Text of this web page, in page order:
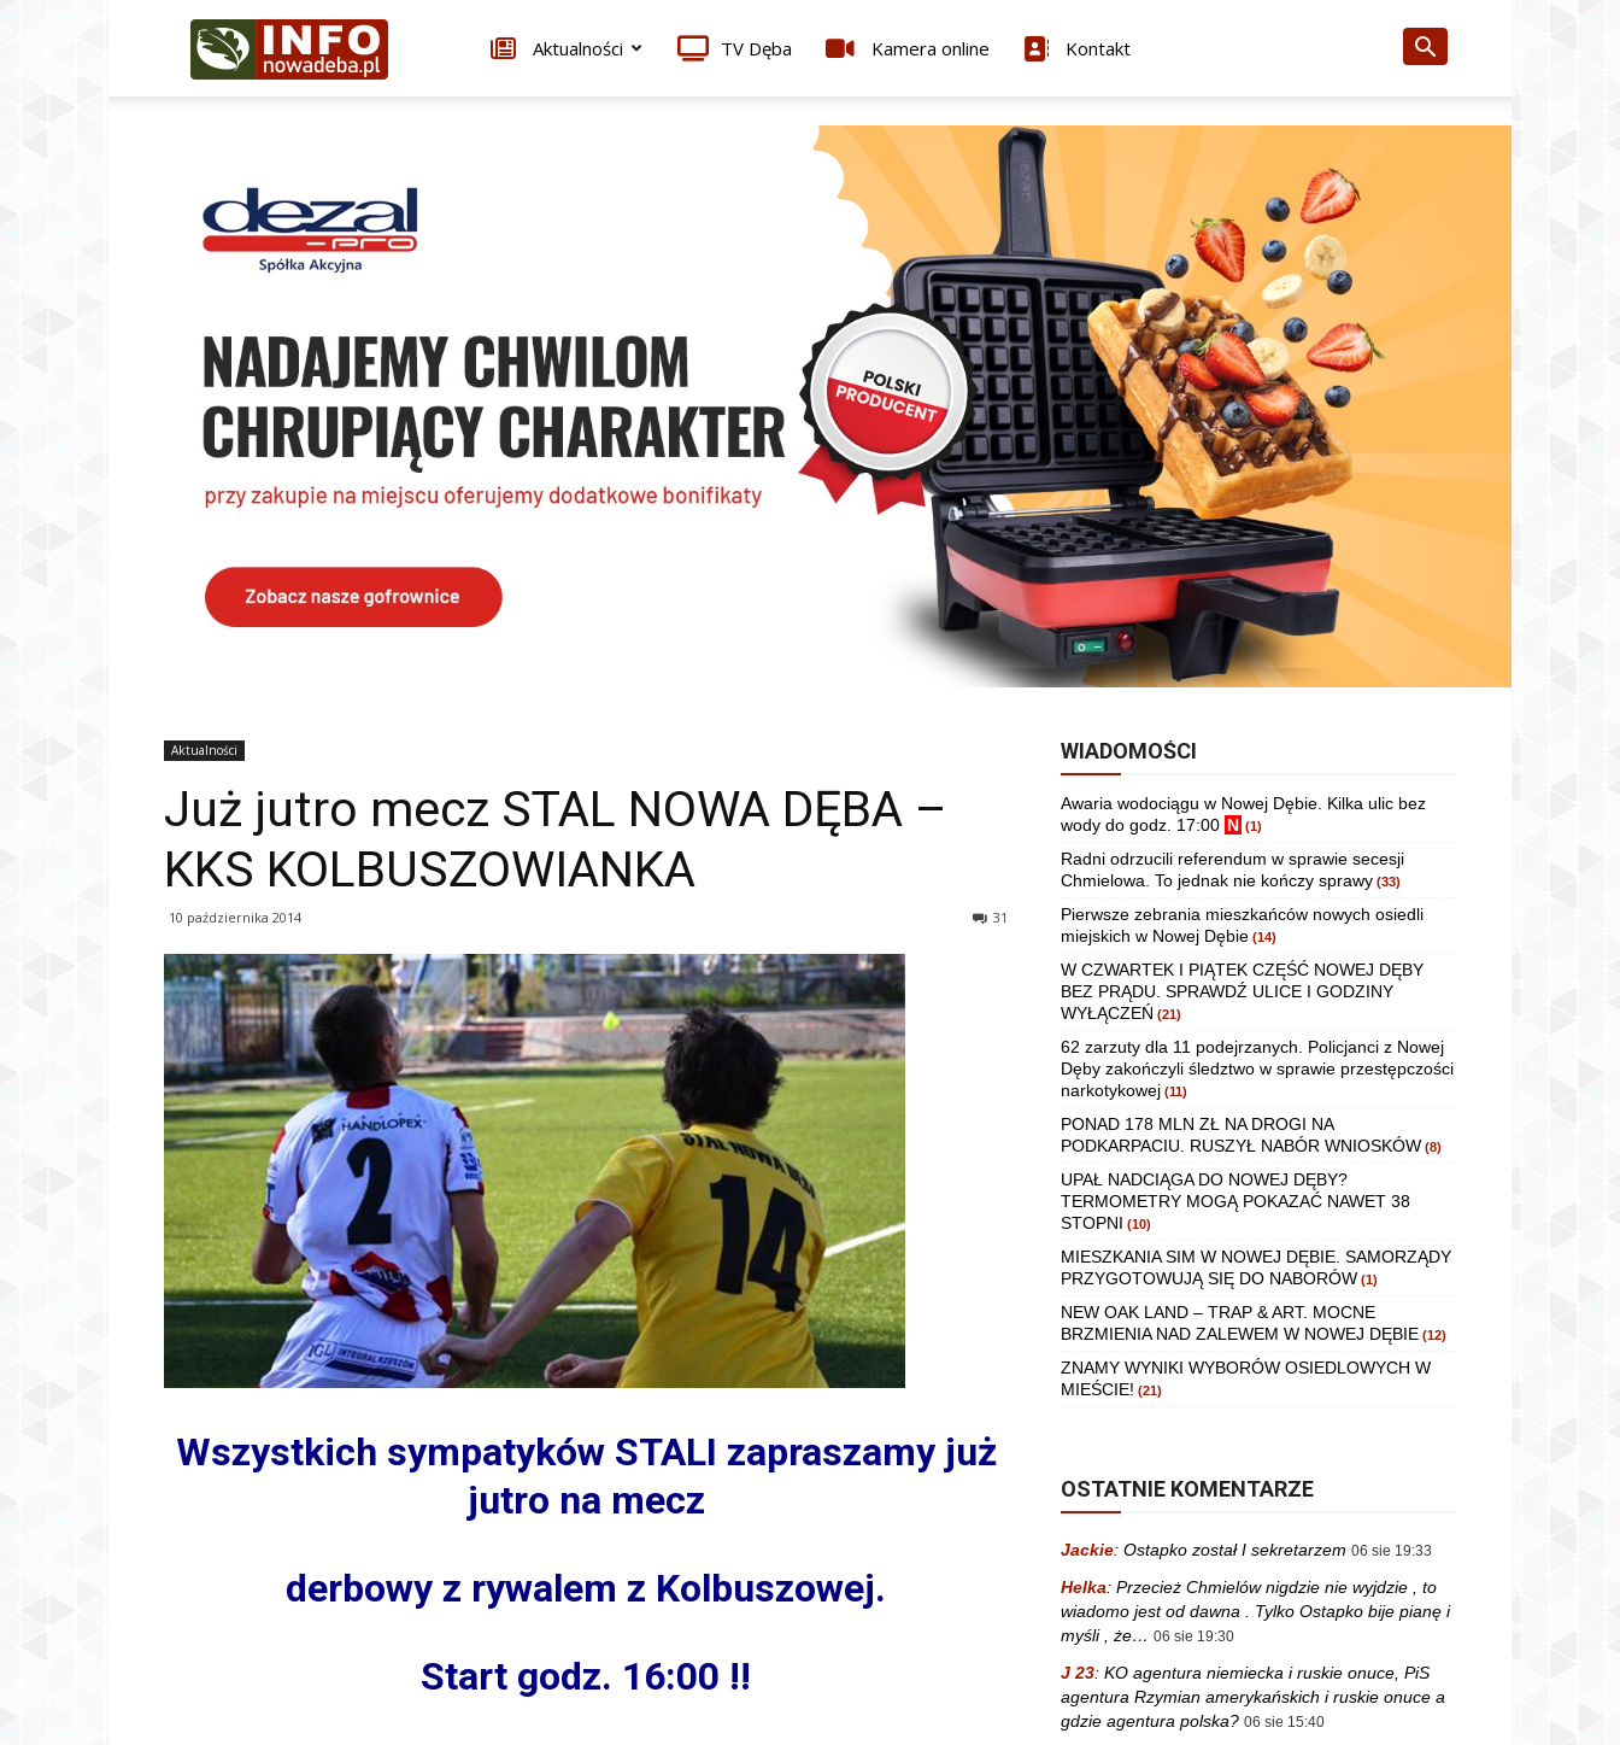
Infonowadeba.pl Aktualności TV Dęba Kamera online Kontakt
Aktualności
Już jutro mecz STAL NOWA DĘBA –
KKS KOLBUSZOWIANKA
10 października 2014 31
Wszystkich sympatyków STALI zapraszamy już
jutro na mecz
derbowy z rywalem z Kolbuszowej.
Start godz. 16:00 !!
WIADOMOŚCI
Awaria wodociągu w Nowej Dębie. Kilka ulic bez
wody do godz. 17:00 N (1)
Radni odrzucili referendum w sprawie secesji
Chmielowa. To jednak nie kończy sprawy (33)
Pierwsze zebrania mieszkańców nowych osiedli
miejskich w Nowej Dębie (14)
W CZWARTEK I PIĄTEK CZĘŚĆ NOWEJ DĘBY
BEZ PRĄDU. SPRAWDŹ ULICE I GODZINY
WYŁĄCZEŃ (21)
62 zarzuty dla 11 podejrzanych. Policjanci z Nowej
Dęby zakończyli śledztwo w sprawie przestępczości
narkotykowej (11)
PONAD 178 MLN ZŁ NA DROGI NA
PODKARPACIU. RUSZYŁ NABÓR WNIOSKÓW (8)
UPAŁ NADCIĄGA DO NOWEJ DĘBY?
TERMOMETRY MOGĄ POKAZAĆ NAWET 38
STOPNI (10)
MIESZKANIA SIM W NOWEJ DĘBIE. SAMORZĄDY
PRZYGOTOWUJĄ SIĘ DO NABORÓW (1)
NEW OAK LAND – TRAP & ART. MOCNE
BRZMIENIA NAD ZALEWEM W NOWEJ DĘBIE (12)
ZNAMY WYNIKI WYBORÓW OSIEDLOWYCH W
MIEŚCIE! (21)
OSTATNIE KOMENTARZE
Jackie: Ostapko został I sekretarzem 06 sie 19:33
Helka: Przecież Chmielów nigdzie nie wyjdzie , to
wiadomo jest od dawna . Tylko Ostapko bije pianę i
myśli , że… 06 sie 19:30
J 23: KO agentura niemiecka i ruskie onuce, PiS
agentura Rzymian amerykańskich i ruskie onuce a
gdzie agentura polska? 06 sie 15:40